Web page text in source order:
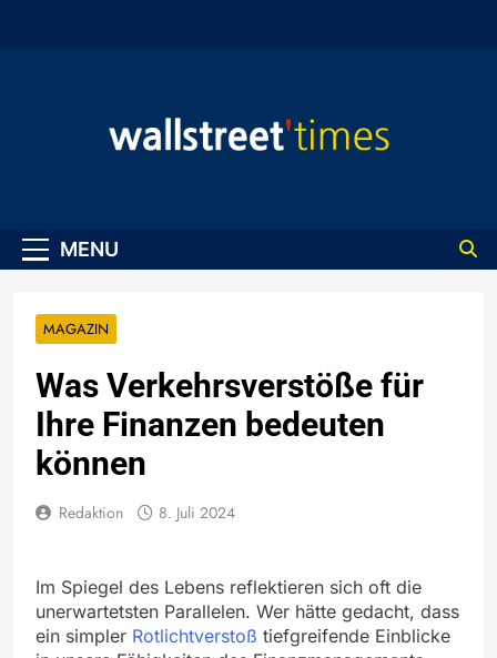
MENU
MAGAZIN
Was Verkehrsverstöße für
Ihre Finanzen bedeuten
können
Redaktion 8. Juli 2024
Im Spiegel des Lebens reflektieren sich oft die
unerwartetsten Parallelen. Wer hätte gedacht, dass
ein simpler Rotlichtverstoß tiefgreifende Einblicke